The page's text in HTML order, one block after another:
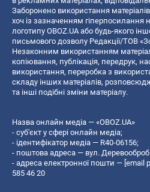
Заборонено використання
хоч із зазначенням гіперпосилання
логотипу OBOZ.UA або будь-якого
письмового дозволу Редакції/ТОВ
Незаконним використанням
копiювання, публiкацiя, передрук,
використання, переробка з
складу інших матеріалів,
та інші подібні зміни матеріалу.
Назва онлайн медіа — «OBOZ.UA»
- суб'єкт у сфері онлайн медіа;
- ідентифікатор медіа — R40-06156;
- поштова адреса — вул.
- адреса електронної пошти — [email
585 46 20